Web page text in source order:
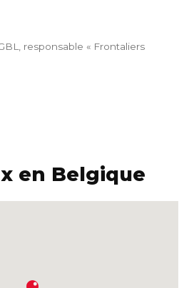
responsable « Frontaliers
en Belgique